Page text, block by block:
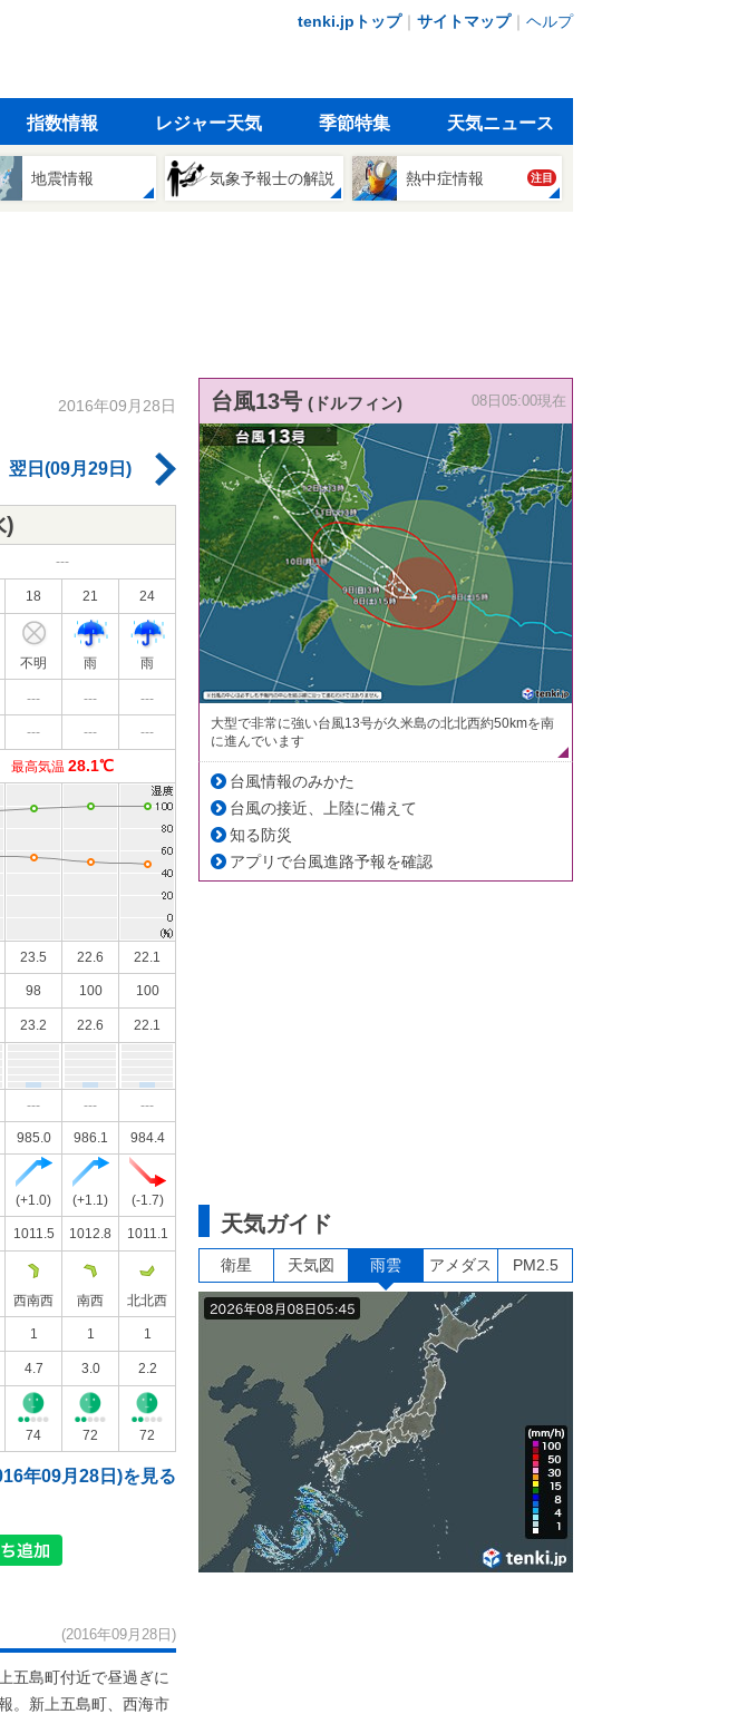
tenki.jpトップ｜ サイトマップ｜ ヘルプ
指数情報 レジャー天気 季節特集 天気ニュース
地震情報 気象予報士の解説 熱中症情報 注目
2016年09月28日
翌日(09月29日)
)
---
18 21 24
不明 雨 雨
--- --- ---
--- --- ---
最高気温 28.1℃
23.5 22.6 22.1
98 100 100
23.2 22.6 22.1
--- --- ---
985.0 986.1 984.4
(+1.0) (+1.1) (-1.7)
1011.5 1012.8 1011.1
西南西 南西 北北西
1 1 1
4.7 3.0 2.2
74 72 72
年09月28日)を見る
(2016年09月28日)
五島町付近で昼過ぎに
。新上五島町、西海市
台風13号 (ドルフィン) 08日05:00現在
大型で非常に強い台風13号が久米島の北北西約50kmを南
に進んでいます
台風情報のみかた
台風の接近、上陸に備えて
知る防災
アプリで台風進路予報を確認
天気ガイド
衛星 天気図 雨雲 アメダス PM2.5